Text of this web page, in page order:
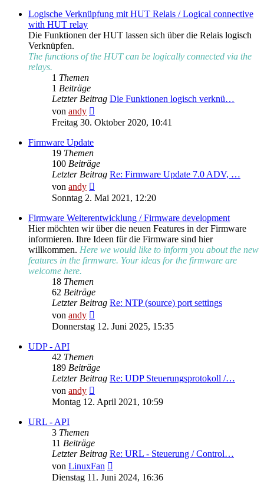
Logische Verknüpfung mit HUT Relais / Logical connective
with HUT relay
Die Funktionen der HUT lassen sich über die Relais logisch
Verknüpfen.
The functions of the HUT can be logically connected via the
relays.
1 Themen
1 Beiträge
Letzter Beitrag Die Funktionen logisch verknü…
von andy
Beitrag
Freitag 30. Oktober 2020, 10:41
Firmware Update
19 Themen
100 Beiträge
Letzter Beitrag Re: Firmware Update 7.0 ADV, …
von andy
Beitrag
Sonntag 2. Mai 2021, 12:20
Firmware Weiterentwicklung / Firmware development
Hier möchten wir über die neuen Features in der Firmware
informieren. Ihre Ideen für die Firmware sind hier
willkommen. Here we would like to inform you about the new
features in the firmware. Your ideas for the firmware are
welcome here.
18 Themen
62 Beiträge
Letzter Beitrag Re: NTP (source) port settings
von andy
Beitrag
Donnerstag 12. Juni 2025, 15:35
UDP - API
42 Themen
189 Beiträge
Letzter Beitrag Re: UDP Steuerungsprotokoll /…
von andy
Beitrag
Montag 12. April 2021, 10:59
URL - API
3 Themen
11 Beiträge
Letzter Beitrag Re: URL - Steuerung / Control…
von LinuxFan
Beitrag
Dienstag 11. Juni 2024, 16:36